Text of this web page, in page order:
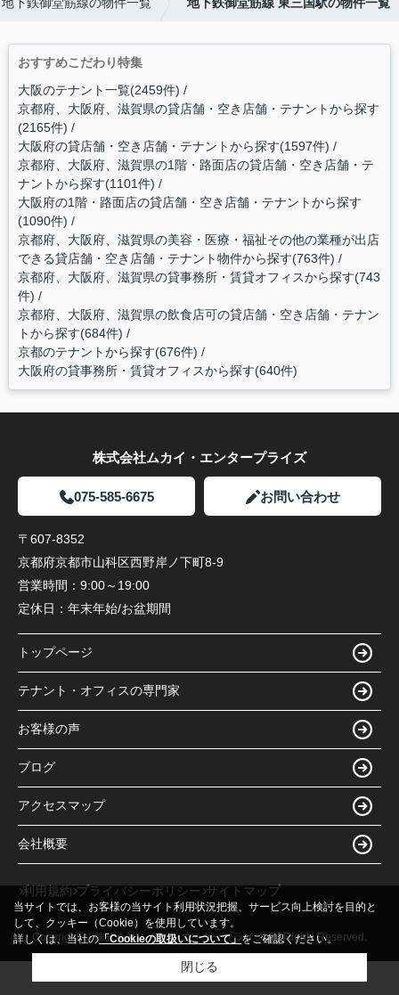
おすすめこだわり特集
大阪のテナント一覧(2459件)
京都府、大阪府、滋賀県の貸店舗・空き店舗・テナントから探す
(2165件)
大阪府の貸店舗・空き店舗・テナントから探す(1597件)
京都府、大阪府、滋賀県の1階・路面店の貸店舗・空き店舗・テ
ナントから探す(1101件)
大阪府の1階・路面店の貸店舗・空き店舗・テナントから探す
(1090件)
京都府、大阪府、滋賀県の美容・医療・福祉その他の業種が出店
できる貸店舗・空き店舗・テナント物件から探す(763件)
京都府、大阪府、滋賀県の貸事務所・賃貸オフィスから探す(743
件)
京都府、大阪府、滋賀県の飲食店可の貸店舗・空き店舗・テナン
トから探す(684件)
京都のテナントから探す(676件)
大阪府の貸事務所・賃貸オフィスから探す(640件)
株式会社ムカイ・エンタープライズ
075-585-6675 お問い合わせ
〒607-8352
京都府京都市山科区西野岸ノ下町8-9
営業時間： 9:00～19:00
定休日： 年末年始/お盆期間
トップページ
テナント・オフィスの専門家
お客様の声
ブログ
アクセスマップ
会社概要
利用規約 プライバシーポリシー サイトマップ
Copyright(c) 株式会社ムカイ・エンタープライズ All Rights Reserved.
当サイトでは、お客様の当サイト利用状況把握、サービス向上検討を目的と
して、クッキー（Cookie）を使用しています。
詳しくは、当社の「Cookieの取扱いについて」をご確認ください。
閉じる